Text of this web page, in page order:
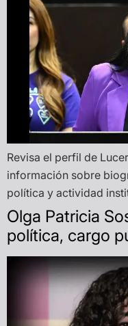
Revisa el perfil de
información sobre
política y actividad
Olga Patricia
política, cargo